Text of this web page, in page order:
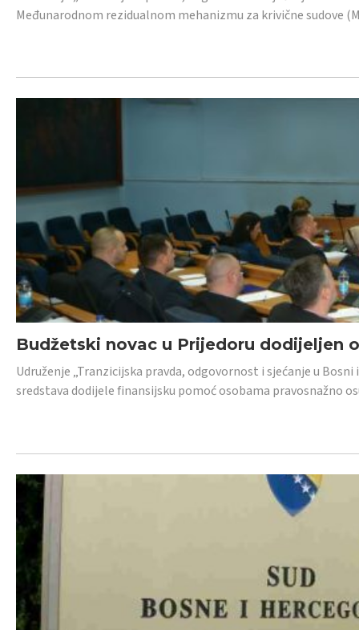
Međunarodnom rezidualnom mehanizmu za krivične sudove
Budžetski novac u Prijedoru dodijeljen
Udruženje „Tranzicijska pravda, odgovornost i sjećanje u
sredstava dodijele finansijsku pomoć osobama pravosnažno